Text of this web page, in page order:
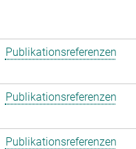
Publikationsreferenzen
Publikationsreferenzen
Publikationsreferenzen